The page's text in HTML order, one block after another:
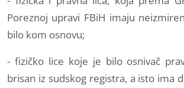
Poreznoj upravi FBiH imaju
bilo kom osnovu;
- fizičko lice koje je bilo osnivač
brisan iz sudskog registra, a isto ima